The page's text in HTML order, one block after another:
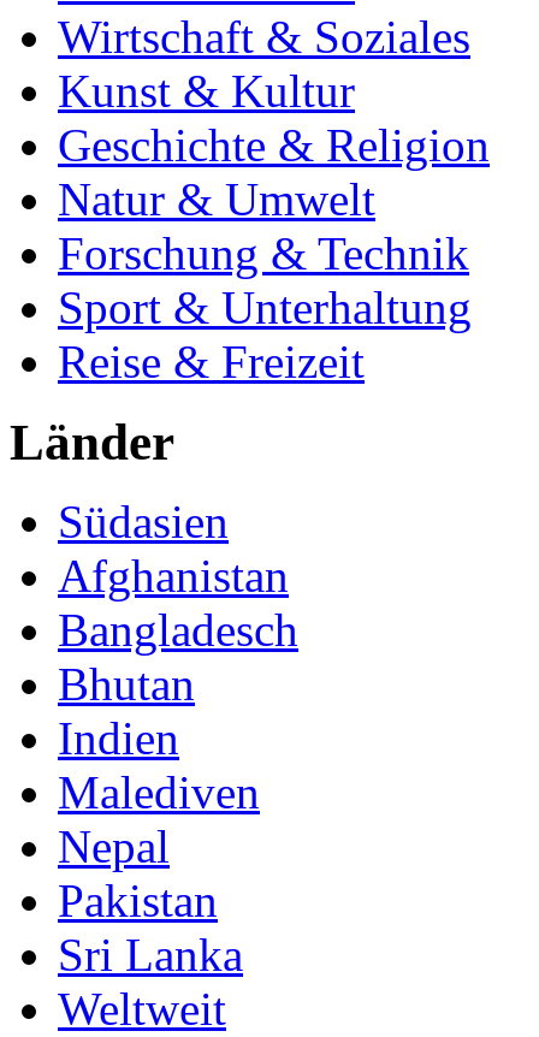
Wirtschaft & Soziales
Kunst & Kultur
Geschichte & Religion
Natur & Umwelt
Forschung & Technik
Sport & Unterhaltung
Reise & Freizeit
Länder
Südasien
Afghanistan
Bangladesch
Bhutan
Indien
Malediven
Nepal
Pakistan
Sri Lanka
Weltweit